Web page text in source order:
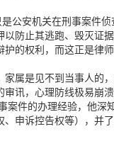
公安机关在刑事案件
防止其逃跑、毁灭证
的权利，而这正是律师
属是见不到当事人的
讯，心理防线极易崩
案件的办理经验，他深
申诉控告权等），并